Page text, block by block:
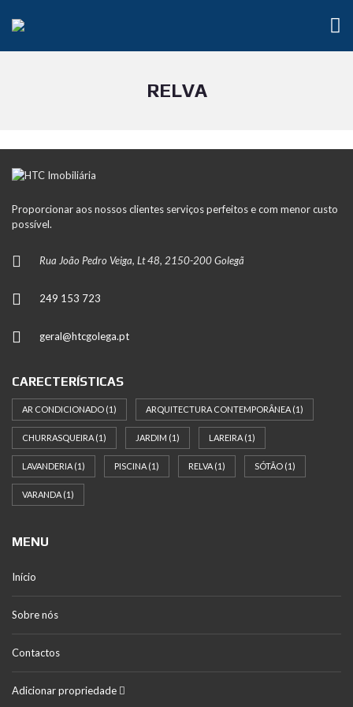
RELVA
Proporcionar aos nossos clientes serviços perfeitos e com menor custo
possível.
Rua João Pedro Veiga, Lt 48, 2150-200 Golegã
249 153 723
geral@htcgolega.pt
CARECTERÍSTICAS
AR CONDICIONADO (1) ARQUITECTURA CONTEMPORÂNEA (1)
CHURRASQUEIRA (1) JARDIM (1) LAREIRA (1)
LAVANDERIA (1) PISCINA (1) RELVA (1) SÓTÃO (1)
VARANDA (1)
MENU
Início
Sobre nós
Contactos
Adicionar propriedade